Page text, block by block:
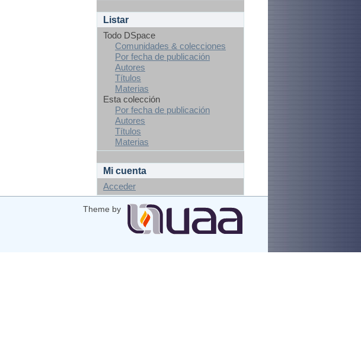
Listar
Todo DSpace
Comunidades & colecciones
Por fecha de publicación
Autores
Títulos
Materias
Esta colección
Por fecha de publicación
Autores
Títulos
Materias
Mi cuenta
Acceder
Theme by